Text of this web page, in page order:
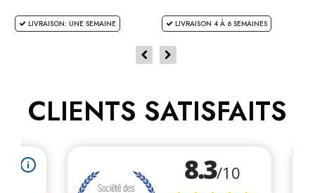
LIVRAISON: UNE SEMAINE LIVRAISON 4 À 6 SEMAINES
CLIENTS SATISFAITS